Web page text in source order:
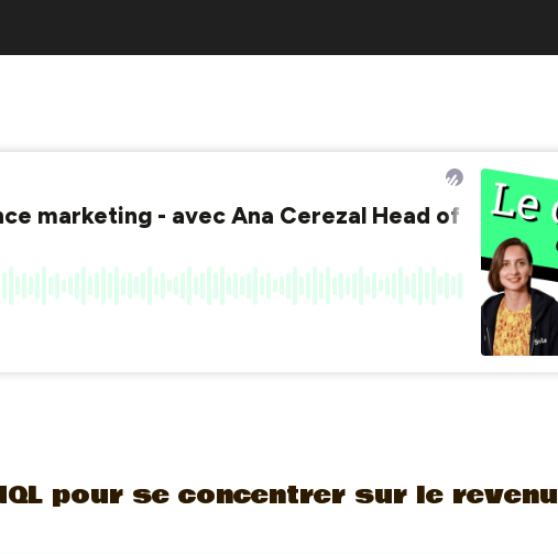
pour se concentrer sur le revenu